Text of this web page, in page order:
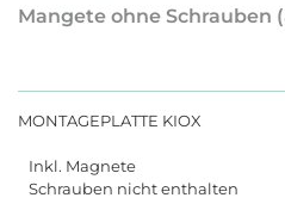
Mangete ohne Schrauben
MONTAGEPLATTE KIOX
Inkl. Magnete
Schrauben nicht enthalten